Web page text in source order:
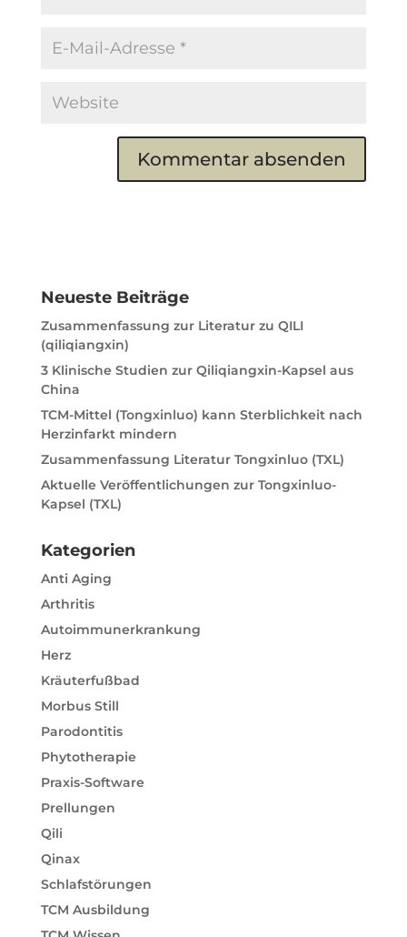
a
t
i
v
e
Neueste Beiträge
Zusammenfassung zur Literatur zu QILI
(qiliqiangxin)
3 Klinische Studien zur Qiliqiangxin-Kapsel aus
China
TCM-Mittel (Tongxinluo) kann Sterblichkeit nach
Herzinfarkt mindern
Zusammenfassung Literatur Tongxinluo (TXL)
Aktuelle Veröffentlichungen zur Tongxinluo-
Kapsel (TXL)
Kategorien
Anti Aging
Arthritis
Autoimmunerkrankung
Herz
Kräuterfußbad
Morbus Still
Parodontitis
Phytotherapie
Praxis-Software
Prellungen
Qili
Qinax
Schlafstörungen
TCM Ausbildung